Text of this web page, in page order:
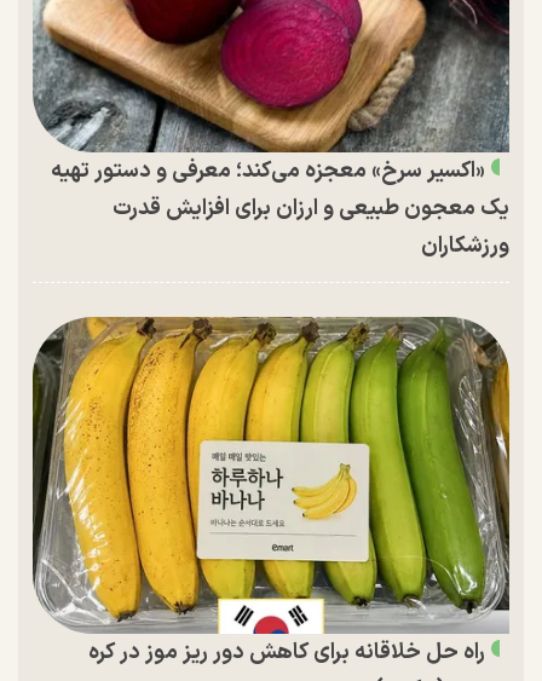
«اکسیر سرخ» معجزه می‌کند؛ معرفی و دستور تهیه
یک معجون طبیعی و ارزان برای افزایش قدرت
ورزشکاران
راه حل خلاقانه برای کاهش دور ریز موز در کره